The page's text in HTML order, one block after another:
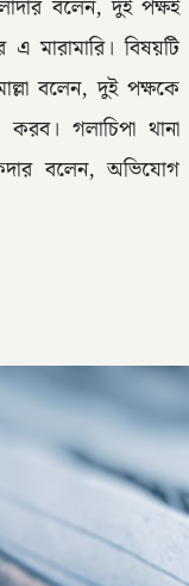
বলেন, দুই পক্ষই
মারামারি। বিষয়টি
বলেন, দুই পক্ষকে
করব। গলাচিপা থানা
বলেন, অভিযোগ